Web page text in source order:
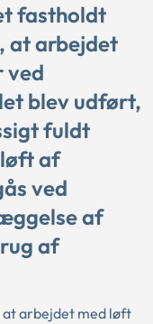
fastholdt
at arbejdet
ved
blev udført,
fuldt
af
ved
af
af
arbejdet med løft